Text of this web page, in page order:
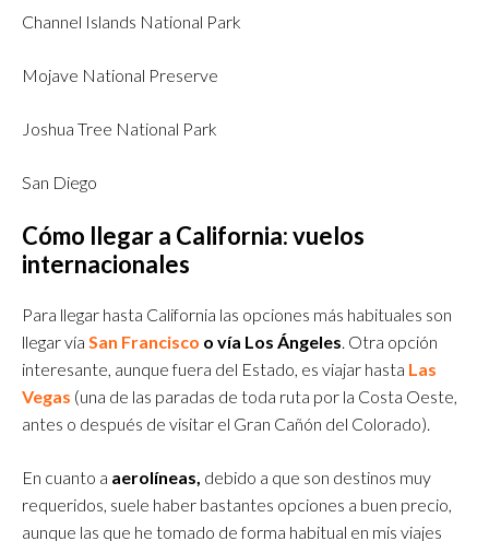
Channel Islands National Park
Mojave National Preserve
Joshua Tree National Park
San Diego
Cómo llegar a California: vuelos
internacionales
Para llegar hasta California las opciones más habituales son
llegar vía San Francisco o vía Los Ángeles . Otra opción
interesante, aunque fuera del Estado, es viajar hasta Las
Vegas (una de las paradas de toda ruta por la Costa Oeste,
antes o después de visitar el Gran Cañón del Colorado).
En cuanto a aerolíneas, debido a que son destinos muy
requeridos, suele haber bastantes opciones a buen precio,
aunque las que he tomado de forma habitual en mis viajes